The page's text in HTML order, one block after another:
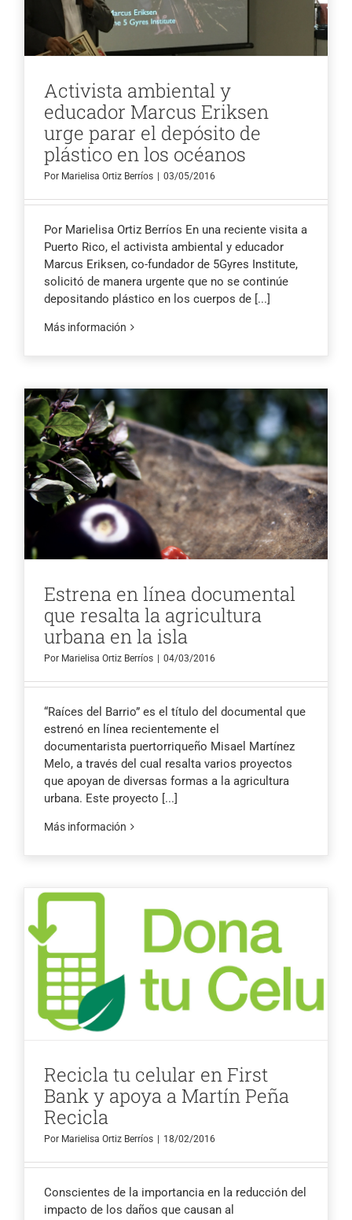
Activista ambiental y
educador Marcus Eriksen
urge parar el depósito de
plástico en los océanos
Por Marielisa Ortiz Berríos 03/05/2016
Por Marielisa Ortiz Berríos En una reciente visita a
Puerto Rico, el activista ambiental y educador
Marcus Eriksen, co-fundador de 5Gyres Institute,
solicitó de manera urgente que no se continúe
depositando plástico en los cuerpos de [...]
Más información
Estrena en línea documental
que resalta la agricultura
urbana en la isla
Por Marielisa Ortiz Berríos 04/03/2016
“Raíces del Barrio” es el título del documental que
estrenó en línea recientemente el
documentarista puertorriqueño Misael Martínez
Melo, a través del cual resalta varios proyectos
que apoyan de diversas formas a la agricultura
urbana. Este proyecto [...]
Más información
Recicla tu celular en First
Bank y apoya a Martín Peña
Recicla
Por Marielisa Ortiz Berríos 18/02/2016
Conscientes de la importancia en la reducción del
impacto de los daños que causan al